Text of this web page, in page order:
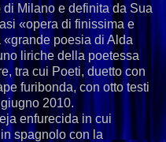
Milano e definita da Sua
«opera di finissima e
poesia di Alda
liriche della poetessa
tra cui Poeti, duetto con
furibonda, con otto testi
2010.
enfurecida in cui
spagnolo con la